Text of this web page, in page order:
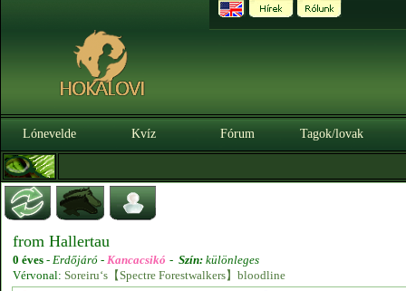
Lónevelde Kvíz Fórum Tagok/lovak
from Hallertau
0 éves - Erdőjáró - Kancacsikó - Szín: különleges
Vérvonal: Soreiru‘s【Spectre Forestwalkers】bloodline